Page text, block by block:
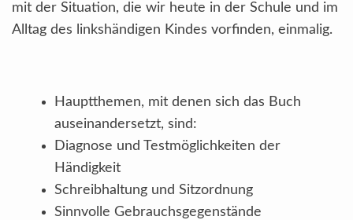
mit der Situation, die wir heute in der Schule und im
Alltag des linkshändigen Kindes vorfinden, einmalig.
Hauptthemen, mit denen sich das Buch
auseinandersetzt, sind:
Diagnose und Testmöglichkeiten der
Händigkeit
Schreibhaltung und Sitzordnung
Sinnvolle Gebrauchsgegenstände